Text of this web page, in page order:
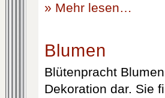
» Mehr lesen…
Blumen
Blütenpracht
Dekoration dar. Sie